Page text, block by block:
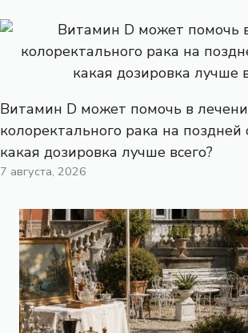
Витамин D может помочь в
колоректального рака на поздней
какая дозировка лучше всего?
7 августа, 2026